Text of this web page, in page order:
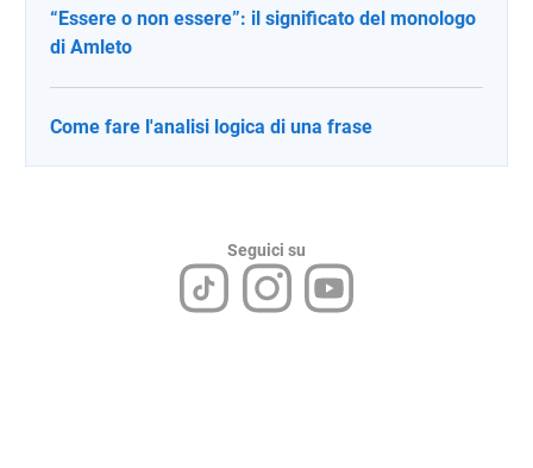
“Essere o non essere”: il significato del monologo
di Amleto
Come fare l'analisi logica di una frase
Seguici su